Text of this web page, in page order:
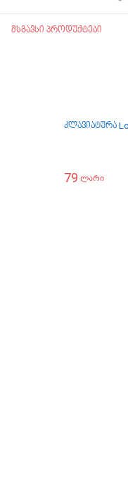
მსგავსი პროდუქტები
კლავიატურა
79 ლარი